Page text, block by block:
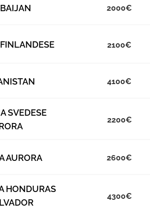
2000
2100
4100
SVEDESE
2200
AURORA 2600
HONDURAS
4300